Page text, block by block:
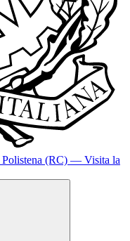
Polistena (RC) — Visita la